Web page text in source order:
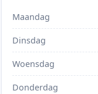
Maandag
Dinsdag
Woensdag
Donderdag